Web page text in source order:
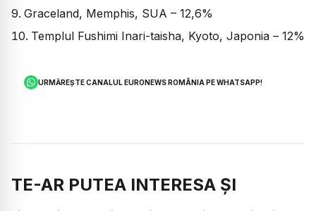
Graceland, Memphis, SUA – 12,6%
Templul Fushimi Inari-taisha, Kyoto, Japonia – 12%
URMĂREȘTE CANALUL EURONEWS ROMÂNIA PE WHATSAPP!
TE-AR PUTEA INTERESA ȘI